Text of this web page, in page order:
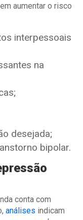
aumentar o risco
interpessoais
na
desejada;
bipolar.
conta com
análises indicam